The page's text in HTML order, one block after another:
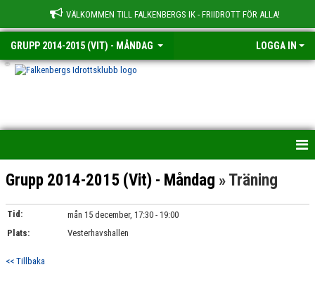
VÄLKOMMEN TILL FALKENBERGS IK - FRIIDROTT FÖR ALLA!
GRUPP 2014-2015 (VIT) - MÅNDAG LOGGA IN
-
HEM
NYHETER
KALENDER
TRUPPEN
Grupp 2014-2015 (Vit) - Måndag » Träning
Tid:
mån 15 december, 17:30 - 19:00
Plats:
Vesterhavshallen
<< Tillbaka